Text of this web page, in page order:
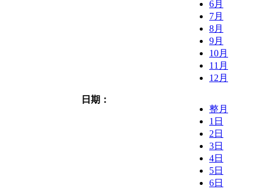
6月
7月
8月
9月
10月
11月
12月
日期：
整月
1日
2日
3日
4日
5日
6日